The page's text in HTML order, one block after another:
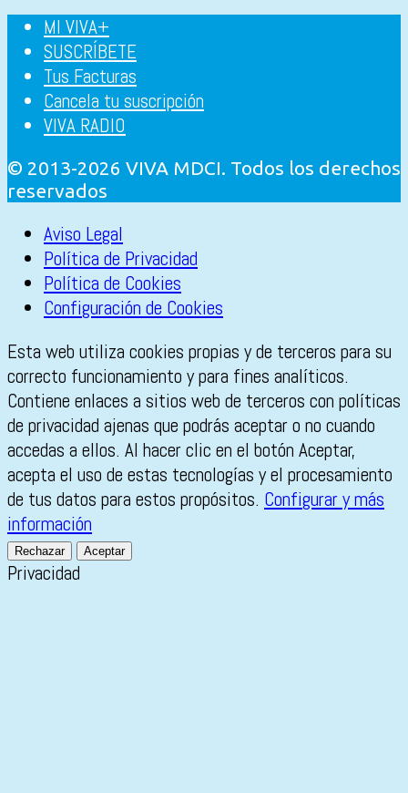
MI VIVA+
SUSCRÍBETE
Tus Facturas
Cancela tu suscripción
VIVA RADIO
© 2013-2026 VIVA MDCI. Todos los derechos
reservados
Aviso Legal
Política de Privacidad
Política de Cookies
Configuración de Cookies
Esta web utiliza cookies propias y de terceros para su
correcto funcionamiento y para fines analíticos.
Contiene enlaces a sitios web de terceros con políticas
de privacidad ajenas que podrás aceptar o no cuando
accedas a ellos. Al hacer clic en el botón Aceptar,
acepta el uso de estas tecnologías y el procesamiento
de tus datos para estos propósitos. Configurar y más
información
Rechazar Aceptar
Privacidad